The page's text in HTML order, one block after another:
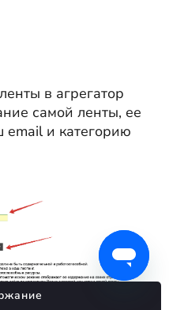
в агрегатор
самой ленты, ее
email и категорию